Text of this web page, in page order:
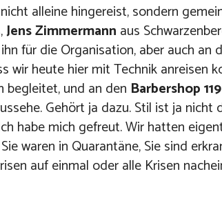
alleine hingereist, sondern
Jens Zimmermann aus
für die Organisation, aber auch an
wir heute hier mit Technik anreisen
begleitet, und an den Barbershop 119
Gehört ja dazu. Stil ist ja
habe mich gefreut. Wir hatten
waren in Quarantäne, Sie sind
auf einmal oder alle Krisen